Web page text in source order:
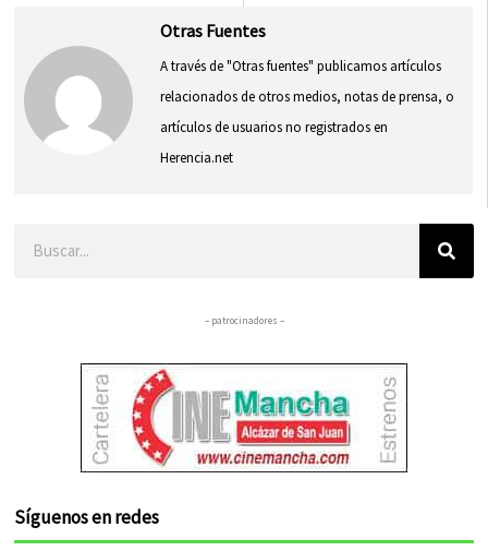
Otras Fuentes
A través de "Otras fuentes" publicamos artículos
relacionados de otros medios, notas de prensa, o
artículos de usuarios no registrados en
Herencia.net
– patrocinadores –
Síguenos en redes